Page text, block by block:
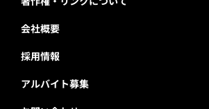
会社概要
採用情報
アルバイト募集